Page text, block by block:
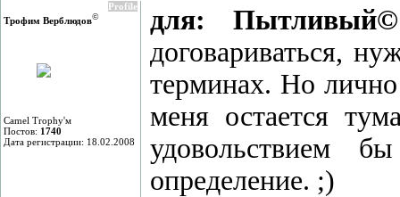
Profile
Трофим Верблюдов©
Camel Trophy'м
Постов: 1740
Дата регистрации: 18.02.2008
для: Пытливый©
договариваться,
терминах. Но
меня остается
удовольствием
определение. ;)